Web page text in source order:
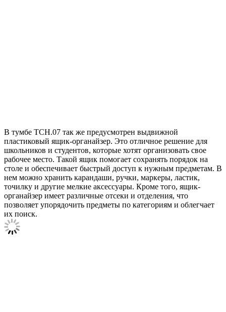
В тумбе ТСН.07 так же предусмотрен выдвижной
пластиковый ящик-органайзер. Это отличное решение для
школьников и студентов, которые хотят организовать свое
рабочее место. Такой ящик помогает сохранять порядок на
столе и обеспечивает быстрый доступ к нужным предметам. В
нем можно хранить карандаши, ручки, маркеры, ластик,
точилку и другие мелкие аксессуары. Кроме того, ящик-
органайзер имеет различные отсеки и отделения, что
позволяет упорядочить предметы по категориям и облегчает
их поиск.